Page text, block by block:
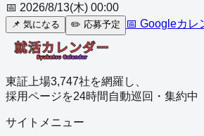
📅 2026/8/13(木) 00:00
📌 気になる ✏️ 応募予定 📅 Googleカレ
東証上場3,747社を網羅し、
採用ページを24時間自動巡回・集約中
サイトメニュー